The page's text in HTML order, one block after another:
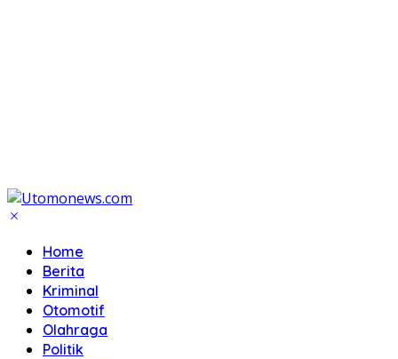
Home
Berita
Kriminal
Otomotif
Olahraga
Politik